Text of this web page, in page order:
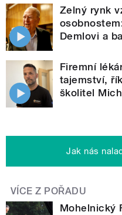
Zelný rynk
Demlovi a
Firemní
tajemství,
školitel
Jak nás
VÍCE Z POŘADU
Mohelnický